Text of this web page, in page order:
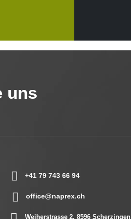
uns
+41 79 743 66 94
office@naprex.ch
Weiherstrasse 2, 8596 Scherzingen